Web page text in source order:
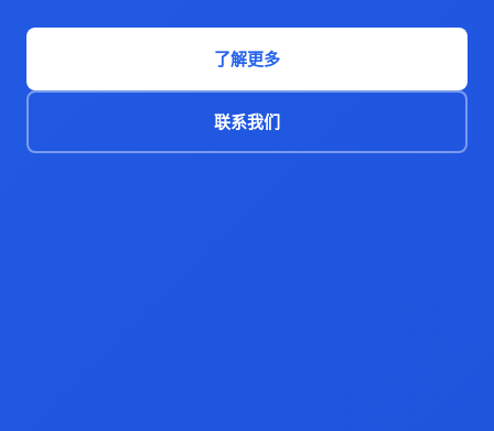
了解更多
联系我们